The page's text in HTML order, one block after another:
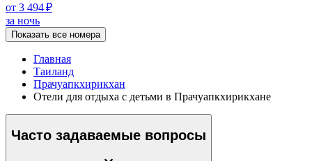
от 3 494 ₽
за ночь
Показать все номера
Главная
Таиланд
Прачуапкхирикхан
Отели для отдыха с детьми в Прачуапкхирикхане
Часто задаваемые вопросы